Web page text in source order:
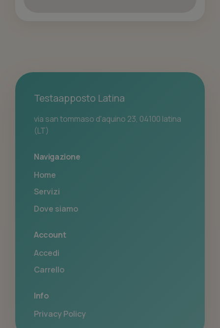
Testaapposto Latina
via san tommaso d'aquino 23, 04100 latina
(LT)
Navigazione
Home
Servizi
Dove siamo
Account
Accedi
Carrello
Info
Privacy Policy